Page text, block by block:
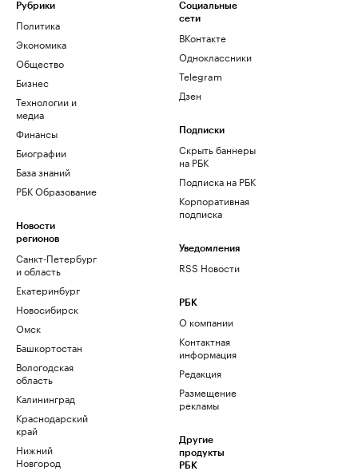
Рубрики
Политика
Экономика
Общество
Бизнес
Технологии и
медиа
Финансы
Биографии
База знаний
РБК Образование
Новости
регионов
Санкт-Петербург
и область
Екатеринбург
Новосибирск
Омск
Башкортостан
Вологодская
область
Калининград
Краснодарский
край
Нижний
Новгород
Социальные
сети
ВКонтакте
Одноклассники
Telegram
Дзен
Подписки
Скрыть баннеры
на РБК
Подписка на РБК
Корпоративная
подписка
Уведомления
RSS Новости
РБК
О компании
Контактная
информация
Редакция
Размещение
рекламы
Другие
продукты
РБК